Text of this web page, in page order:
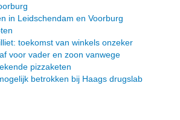
in Leidschendam en Voorburg
toekomst van winkels onzeker
voor vader en zoon vanwege
pizzaketen
betrokken bij Haags drugslab